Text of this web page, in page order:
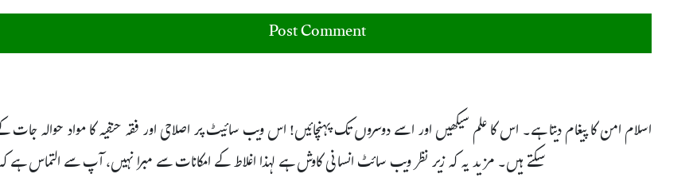
اسلام امن کا پیغام دیتا ہے۔ اس کا علم سیکھیں اور اسے دوسروں تک پہنچائیں! اس ویب سائیٹ پر اصلاحی اور فقہ حنفیہ کا مواد حوالہ
سکتے ہیں۔ مزید یہ کہ زیر نظر ویب سائٹ انسانی کاوش ہے لہذا اغلاط کے امکانات سے مبرا نہیں، آپ سے التماس ہے